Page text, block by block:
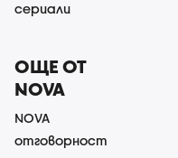
сериали
ОЩЕ ОТ
NOVA
NOVA
отговорност